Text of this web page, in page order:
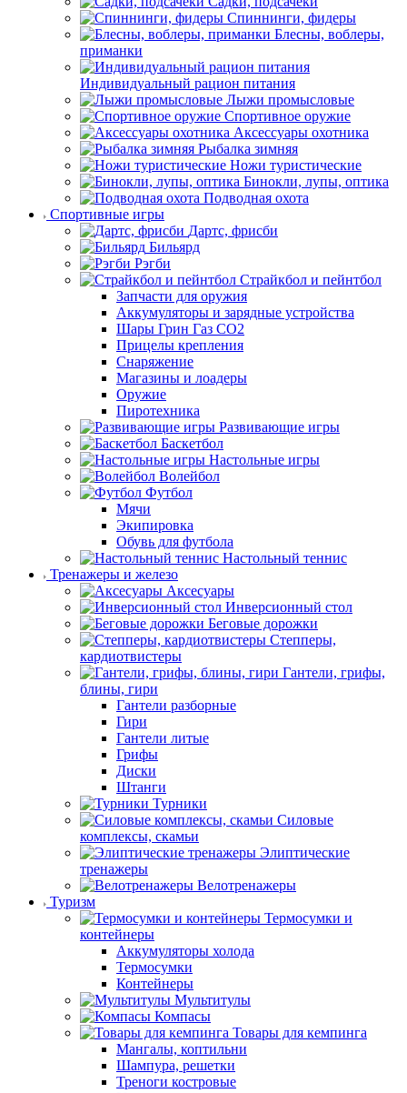
Спиннинги, фидеры
Блесны, воблеры,
приманки
Индивидуальный рацион питания
Лыжи промысловые
Спортивное оружие
Аксессуары охотника
Рыбалка зимняя
Ножи туристические
Бинокли, лупы, оптика
Подводная охота
Спортивные игры
Дартс, фрисби
Бильярд
Рэгби
Страйкбол и пейнтбол
Запчасти для оружия
Аккумуляторы и зарядные устройства
Шары Грин Газ СО2
Прицелы крепления
Снаряжение
Магазины и лоадеры
Оружие
Пиротехника
Развивающие игры
Баскетбол
Настольные игры
Волейбол
Футбол
Мячи
Экипировка
Обувь для футбола
Настольный теннис
Тренажеры и железо
Аксесуары
Инверсионный стол
Беговые дорожки
Степперы,
кардиотвистеры
Гантели, грифы,
блины, гири
Гантели разборные
Гири
Гантели литые
Грифы
Диски
Штанги
Турники
Силовые
комплексы, скамьи
Элиптические
тренажеры
Велотренажеры
Туризм
Термосумки и
контейнеры
Аккумуляторы холода
Термосумки
Контейнеры
Мультитулы
Компасы
Товары для кемпинга
Мангалы, коптильни
Шампура, решетки
Треноги костровые